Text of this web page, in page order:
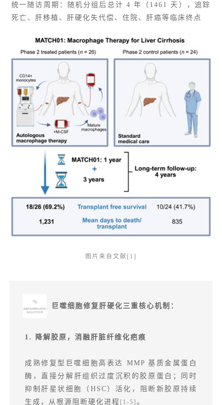
统一随访周期：随机分组后总计 4 年（1461 天），追踪
死亡、肝移植、 肝硬化失代偿 、住院、肝癌等临床终点
图片来自文献[1]
巨噬细胞修复肝硬化三重核心机制：
1. 降解胶原，消融肝脏纤维化疤痕
成熟修复型巨噬细胞高表达 MMP 基质金属蛋白
酶，直接分解肝组织过度沉积的胶原蛋白；同时
抑制肝星状细胞（HSC）活化，阻断新胶原持续
生成，从根源阻断硬化进程 [1-5] 。